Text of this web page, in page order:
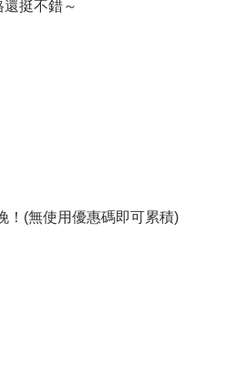
挺不錯～
！(無使用優惠碼即可累積)